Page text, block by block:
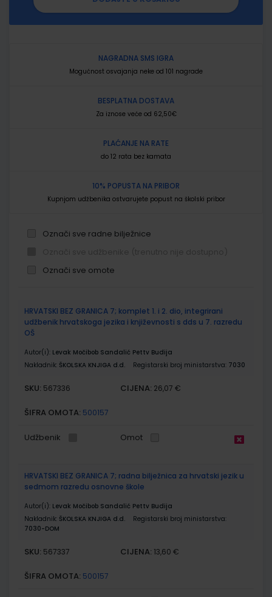
NAGRADNA SMS IGRA
Mogućnost osvajanja neke od 101 nagrade
BESPLATNA DOSTAVA
Za iznose veće od 62,50€
PLAĆANJE NA RATE
do 12 rata bez kamata
10% POPUSTA NA PRIBOR
Kupnjom udžbenika ostvarujete popust na školski pribor
Označi sve radne bilježnice
Označi sve omote
proizvodi
HRVATSKI BEZ GRANICA 7; komplet 1. i 2. dio, integrirani
udžbenik hrvatskoga jezika i književnosti s dds u 7. razredu
OŠ
Autor(i): Levak Močibob Sandalić Pettv Budija
Nakladnik: ŠKOLSKA KNJIGA d.d. Registarski broj ministarstva: 7030
SKU: 567336 CIJENA: 26,07 €
ŠIFRA OMOTA: 500157
Udžbenik Omot
HRVATSKI BEZ GRANICA 7; radna bilježnica za hrvatski jezik u
sedmom razredu osnovne škole
Autor(i): Levak Močibob Sandalić Pettv Budija
Nakladnik: ŠKOLSKA KNJIGA d.d.
Registarski broj ministarstva:
7030-DOM
SKU: 567337 CIJENA: 13,60 €
ŠIFRA OMOTA: 500157